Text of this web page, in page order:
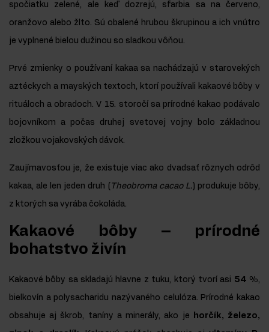
spočiatku zelené, ale keď dozrejú, sfarbia sa na červeno,
oranžovo alebo žlto. Sú obalené hrubou škrupinou a ich vnútro
je vyplnené bielou dužinou so sladkou vôňou.
Prvé zmienky o používaní kakaa sa nachádzajú v starovekých
aztéckych a mayských textoch, ktorí používali kakaové bôby v
rituáloch a obradoch. V 15. storočí sa prírodné kakao podávalo
bojovníkom a počas druhej svetovej vojny bolo základnou
zložkou vojakovských dávok.
Zaujímavosťou je, že existuje viac ako dvadsať rôznych odrôd
kakaa, ale len jeden druh ( Theobroma cacao L. ) produkuje bôby,
z ktorých sa vyrába čokoláda.
Kakaové bôby – prírodné
bohatstvo živín
Kakaové bôby sa skladajú hlavne z tuku, ktorý tvorí asi 54 %,
bielkovín a polysacharidu nazývaného celulóza. Prírodné kakao
obsahuje aj škrob, taníny a minerály, ako je horčík, železo,